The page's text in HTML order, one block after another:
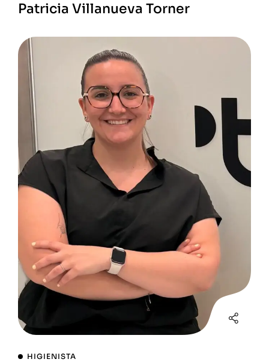
Patricia Villanueva Torner
HIGIENISTA